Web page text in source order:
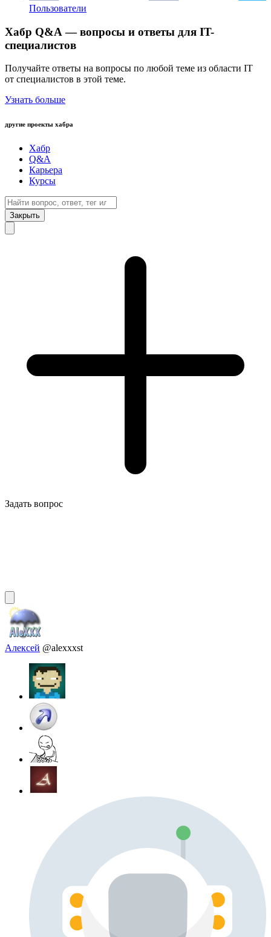
Пользователи
Хабр Q&A — вопросы и ответы для IT-
специалистов
Получайте ответы на вопросы по любой теме из области IT
от специалистов в этой теме.
Узнать больше
другие проекты хабра
Хабр
Q&A
Карьера
Курсы
Закрыть
Задать вопрос
Алексей @alexxxst